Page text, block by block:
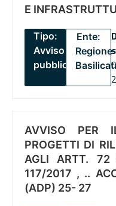
E
Tipo:
Avviso
pubblico
Ente:
Regione
AVVISO PER
PROGETTI DI
AGLI ARTT.
117/2017 , ..
(ADP) 25- 27